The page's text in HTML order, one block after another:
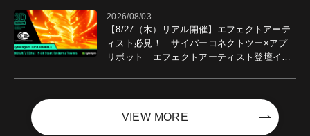
2026/08/03
【8/27（木）リアル開催】エフェクトアーテ
ィスト必見！ サイバーコネクトツー×アプ
リボット エフェクトアーティスト登壇イベ
VIEW MORE